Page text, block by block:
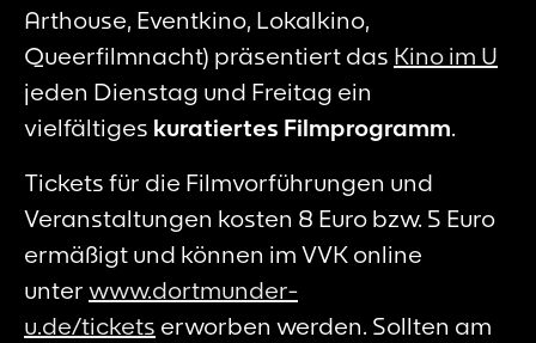
Arthouse, Eventkino, Lokalkino,
Queerfilmnacht) präsentiert das Kino im U
jeden Dienstag und Freitag ein
vielfältiges kuratiertes Filmprogramm.
Tickets für die Filmvorführungen und
Veranstaltungen kosten 8 Euro bzw. 5 Euro
ermäßigt und können im VVK online
unter www.dortmunder-
u.de/tickets erworben werden. Sollten am